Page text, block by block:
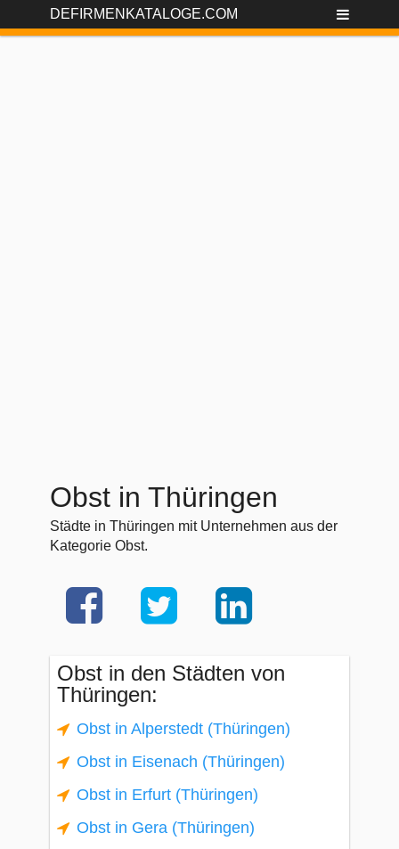
DEFIRMENKATALOGE.COM
Obst in Thüringen
Städte in Thüringen mit Unternehmen aus der
Kategorie Obst.
Obst in den Städten von
Thüringen:
Obst in Alperstedt (Thüringen)
Obst in Eisenach (Thüringen)
Obst in Erfurt (Thüringen)
Obst in Gera (Thüringen)